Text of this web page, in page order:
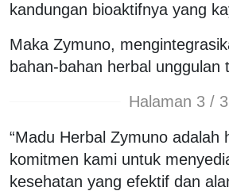
kandungan bioaktifnya yang
Maka Zymuno,
bahan-bahan herbal unggulan
Halaman 3 / 3
“Madu Herbal Zymuno adalah
komitmen kami untuk
kesehatan yang efektif dan